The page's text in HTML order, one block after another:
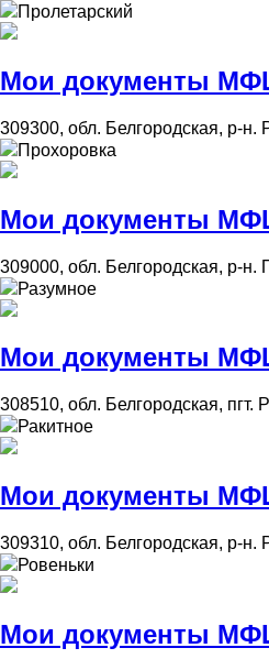
Пролетарский
Мои документы
309300, обл. Белгородская, р-н.
Прохоровка
Мои документы
309000, обл. Белгородская, р-н.
Разумное
Мои документы
308510, обл. Белгородская, пгт.
Ракитное
Мои документы
309310, обл. Белгородская, р-н.
Ровеньки
Мои документы